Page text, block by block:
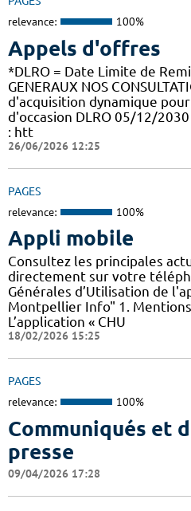
relevance: 100%
Appels d'offres
*DLRO = Date Limite de
GENERAUX NOS
d'acquisition dynamique
d'occasion DLRO 05/12/
: htt
26/06/2026 12:25
PAGES
relevance: 100%
Appli mobile
Consultez les principales
directement sur votre
Générales d’Utilisation de
Montpellier Info" 1.
L’application « CHU
18/02/2026 15:25
PAGES
relevance: 100%
Communiqués et
presse
09/04/2026 17:28